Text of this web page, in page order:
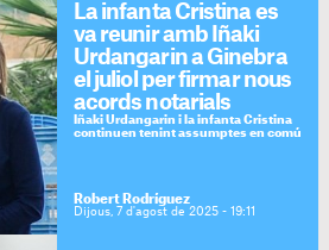
La infanta Cristina es
va reunir amb Iñaki
Urdangarin a Ginebra
el juliol per firmar nous
acords notarials
Iñaki Urdangarin i la infanta Cristina
continuen tenint assumptes en comú
Robert Rodríguez
Dijous, 7 d'agost de 2025 - 19:11